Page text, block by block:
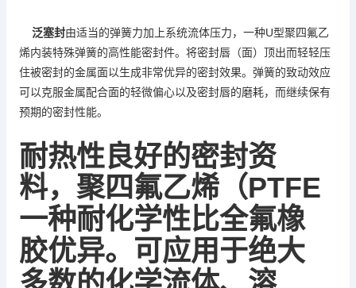
泛塞封由适当的弹簧力加上系统流体压力，一种U型聚四氟乙
烯内装特殊弹簧的高性能密封件。将密封唇（面）顶出而轻轻压
住被密封的金属面以生成非常优异的密封效果。弹簧的致动效应
可以克服金属配合面的轻微偏心以及密封唇的磨耗，而继续保有
预期的密封性能。
耐热性良好的密封资
料， 聚四氟乙烯 （PTFE
一种耐化学性比全氟橡
胶优异。可应用于绝大